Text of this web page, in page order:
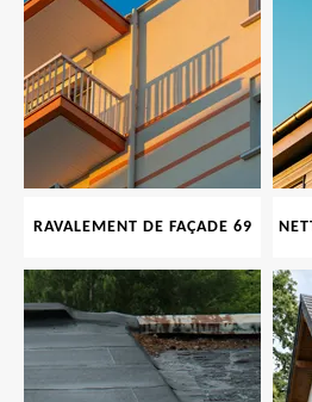
RAVALEMENT DE FAÇADE 69